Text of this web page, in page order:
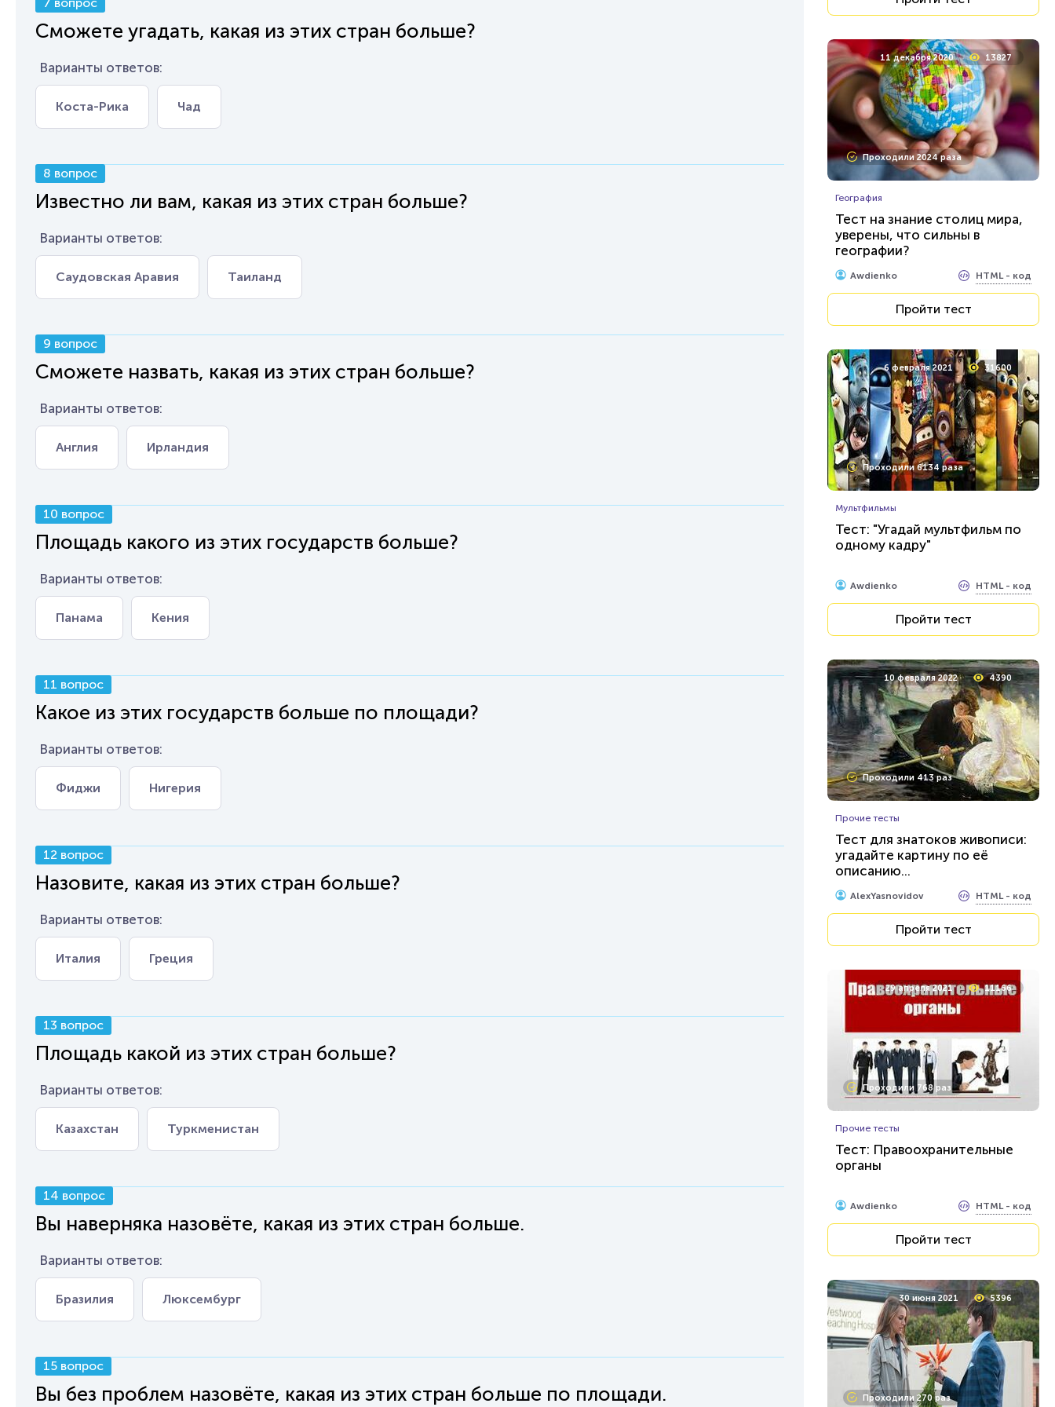
Сможете угадать, какая из этих стран больше?
Варианты ответов:
Коста-Рика Чад
8 вопрос
Известно ли вам, какая из этих стран больше?
Варианты ответов:
Саудовская Аравия Таиланд
9 вопрос
Сможете назвать, какая из этих стран больше?
Варианты ответов:
Англия Ирландия
10 вопрос
Площадь какого из этих государств больше?
Варианты ответов:
Панама Кения
11 вопрос
Какое из этих государств больше по площади?
Варианты ответов:
Фиджи Нигерия
12 вопрос
Назовите, какая из этих стран больше?
Варианты ответов:
Италия Греция
13 вопрос
Площадь какой из этих стран больше?
Варианты ответов:
Казахстан Туркменистан
14 вопрос
Вы наверняка назовёте, какая из этих стран больше.
Варианты ответов:
Бразилия Люксембург
15 вопрос
Вы без проблем назовёте, какая из этих стран больше по площади.
11 декабря 2020 13827
Проходили 2024 раза
География
Тест на знание столиц мира,
уверены, что сильны в
географии?
Awdienko HTML - код
Пройти тест
6 февраля 2021 31600
Проходили 6134 раза
Мультфильмы
Тест: "Угадай мультфильм по
одному кадру"
Awdienko HTML - код
Пройти тест
10 февраля 2022 4390
Проходили 413 раз
Прочие тесты
Тест для знатоков живописи:
угадайте картину по её
описанию...
AlexYasnovidov HTML - код
Пройти тест
29 апреля 2021 11166
Проходили 768 раз
Прочие тесты
Тест: Правоохранительные
органы
Awdienko HTML - код
Пройти тест
30 июня 2021 5396
Проходили 270 раз